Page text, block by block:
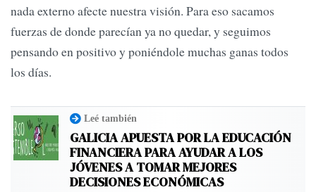
nada externo afecte nuestra visión. Para eso sacamos
fuerzas de donde parecían ya no quedar, y seguimos
pensando en positivo y poniéndole muchas ganas todos
los días.
Leé también
GALICIA APUESTA POR LA EDUCACIÓN
FINANCIERA PARA AYUDAR A LOS
JÓVENES A TOMAR MEJORES
DECISIONES ECONÓMICAS